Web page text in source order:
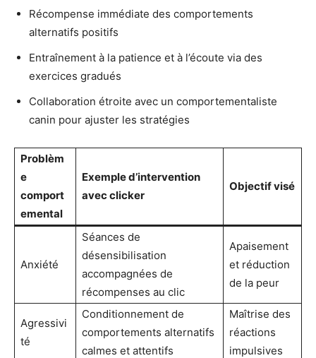
Récompense immédiate des comportements
alternatifs positifs
Entraînement à la patience et à l’écoute via des
exercices gradués
Collaboration étroite avec un comportementaliste
canin pour ajuster les stratégies
Problèm
e
comport
emental
Exemple d’intervention
avec clicker
Objectif visé
Anxiété
Séances de
désensibilisation
accompagnées de
récompenses au clic
Apaisement
et réduction
de la peur
Agressivi
té
Conditionnement de
comportements alternatifs
calmes et attentifs
Maîtrise des
réactions
impulsives